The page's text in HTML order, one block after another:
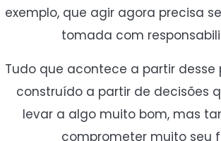
exemplo, que agir agora precisa
tomada com
Tudo que acontece a partir desse
construído a partir de decisões
levar a algo muito bom, mas
comprometer muito seu